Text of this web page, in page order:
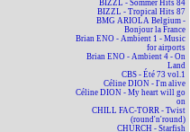
BIZZL - Sommer Hits 84
BIZZL - Tropical Hits 87
BMG ARIOLA Belgium -
Bonjour la France
Brian ENO - Ambient 1 - Music
for airports
Brian ENO - Ambient 4 - On
Land
CBS - Été 73 vol.1
Céline DION - I'm alive
Céline DION - My heart will go
on
CHILL FAC-TORR - Twist
(round'n'round)
CHURCH - Starfish